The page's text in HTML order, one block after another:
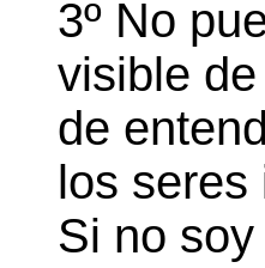
3º No
visible
de
los seres
Si no